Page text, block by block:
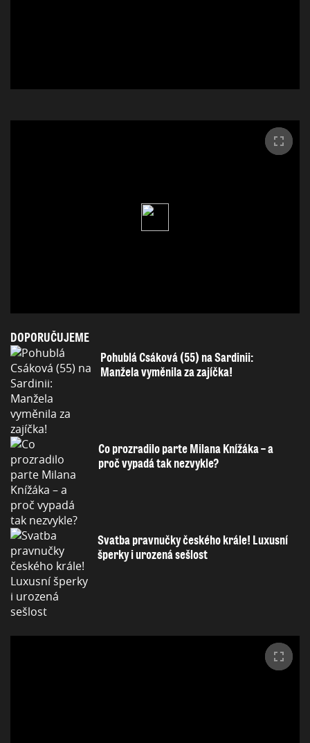
DOPORUČUJEME
Pohublá Csáková (55) na Sardinii:
Manžela vyměnila za zajíčka!
Co prozradilo parte Milana Knížáka – a
proč vypadá tak nezvykle?
Svatba pravnučky českého krále! Luxusní
šperky i urozená sešlost